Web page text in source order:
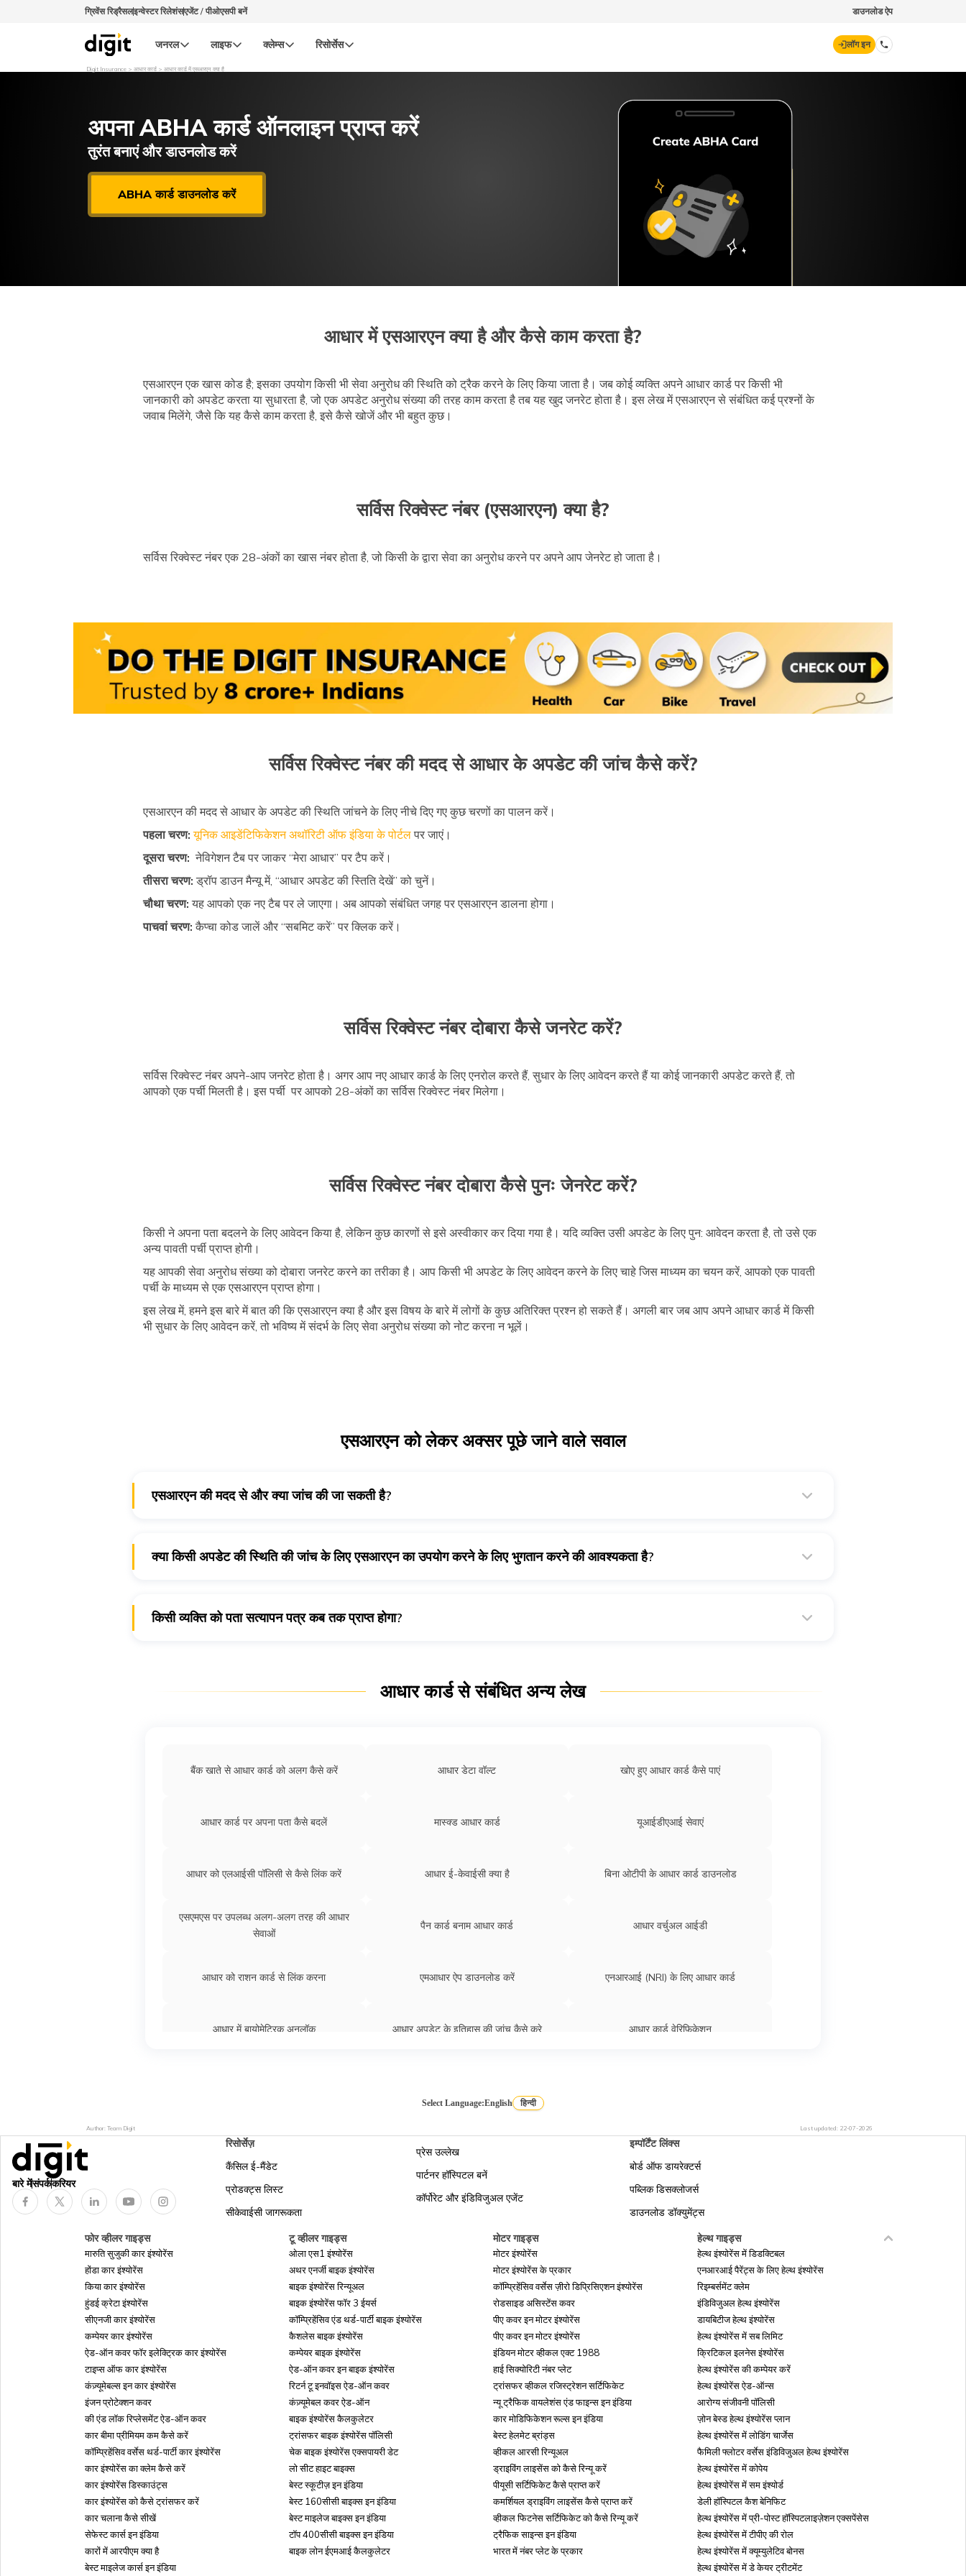
ग्रिवेंस रिड्रैसलइन्वेस्टर रिलेशंसएजेंट / पीओएसपी बनें डाउनलोड ऐप
जनरल लाइफ क्लेम्स रिसोर्सेस लॉग इन
70260 61234
Digit Insurance आधार कार्ड आधार कार्ड में एसआरएन क्या है
अपना ABHA कार्ड ऑनलाइन प्राप्त करें
तुरंत बनाएं और डाउनलोड करें
ABHA कार्ड डाउनलोड करें
आधार में एसआरएन क्या है और कैसे काम करता है?
एसआरएन एक खास कोड है; इसका उपयोग किसी भी सेवा अनुरोध की स्थिति को ट्रैक करने के लिए किया जाता है। जब कोई व्यक्ति अपने आधार कार्ड पर किसी भी
जानकारी को अपडेट करता या सुधारता है, जो एक अपडेट अनुरोध संख्या की तरह काम करता है तब यह खुद जनरेट होता है। इस लेख में एसआरएन से संबंधित कई प्रश्नों के
जवाब मिलेंगे, जैसे कि यह कैसे काम करता है, इसे कैसे खोजें और भी बहुत कुछ।
सर्विस रिक्वेस्ट नंबर (एसआरएन) क्या है?
सर्विस रिक्वेस्ट नंबर एक 28-अंकों का खास नंबर होता है, जो किसी के द्वारा सेवा का अनुरोध करने पर अपने आप जेनरेट हो जाता है।
सर्विस रिक्वेस्ट नंबर की मदद से आधार के अपडेट की जांच कैसे करें?
एसआरएन की मदद से आधार के अपडेट की स्थिति जांचने के लिए नीचे दिए गए कुछ चरणों का पालन करें।
पहला चरण: यूनिक आइडेंटिफिकेशन अथॉरिटी ऑफ इंडिया के पोर्टलपर जाएं।
दूसरा चरण: नेविगेशन टैब पर जाकर “मेरा आधार” पर टैप करें।
तीसरा चरण:ड्रॉप डाउन मैन्यू में, “आधार अपडेट की स्तिति देखें” को चुनें।
चौथा चरण: यह आपको एक नए टैब पर ले जाएगा। अब आपको संबंधित जगह पर एसआरएन डालना होगा।
पाचवां चरण:कैप्चा कोड जालें और “सबमिट करें” पर क्लिक करें।
सर्विस रिक्वेस्ट नंबर दोबारा कैसे जनरेट करें?
सर्विस रिक्वेस्ट नंबर अपने-आप जनरेट होता है। अगर आप नए आधार कार्ड के लिए एनरोल करते हैं, सुधार के लिए आवेदन करते हैं या कोई जानकारी अपडेट करते हैं, तो
आपको एक पर्ची मिलती है। इस पर्ची पर आपको 28-अंकों का सर्विस रिक्वेस्ट नंबर मिलेगा।
सर्विस रिक्वेस्ट नंबर दोबारा कैसे पुनः जेनरेट करें?
किसी ने अपना पता बदलने के लिए आवेदन किया है, लेकिन कुछ कारणों से इसे अस्वीकार कर दिया गया है। यदि व्यक्ति उसी अपडेट के लिए पुन: आवेदन करता है, तो उसे एक
अन्य पावती पर्ची प्राप्त होगी।
यह आपकी सेवा अनुरोध संख्या को दोबारा जनरेट करने का तरीका है। आप किसी भी अपडेट के लिए आवेदन करने के लिए चाहे जिस माध्यम का चयन करें, आपको एक पावती
पर्ची के माध्यम से एक एसआरएन प्राप्त होगा।
इस लेख में, हमने इस बारे में बात की कि एसआरएन क्या है और इस विषय के बारे में लोगों के कुछ अतिरिक्त प्रश्न हो सकते हैं। अगली बार जब आप अपने आधार कार्ड में किसी
भी सुधार के लिए आवेदन करें, तो भविष्य में संदर्भ के लिए सेवा अनुरोध संख्या को नोट करना न भूलें।
एसआरएन को लेकर अक्सर पूछे जाने वाले सवाल
एसआरएन की मदद से और क्या जांच की जा सकती है?
क्या किसी अपडेट की स्थिति की जांच के लिए एसआरएन का उपयोग करने के लिए भुगतान करने की आवश्यकता है?
किसी व्यक्ति को पता सत्यापन पत्र कब तक प्राप्त होगा?
आधार कार्ड से संबंधित अन्य लेख
बैंक खाते से आधार कार्ड को अलग कैसे करें आधार डेटा वॉल्ट खोए हुए आधार कार्ड कैसे पाएं
आधार कार्ड पर अपना पता कैसे बदलें मास्क्ड आधार कार्ड यूआईडीएआई सेवाएं
आधार को एलआईसी पॉलिसी से कैसे लिंक करें आधार ई-केवाईसी क्या है बिना ओटीपी के आधार कार्ड डाउनलोड
एसएमएस पर उपलब्ध अलग-अलग तरह की आधार
सेवाओं
पैन कार्ड बनाम आधार कार्ड आधार वर्चुअल आईडी
आधार को राशन कार्ड से लिंक करना एमआधार ऐप डाउनलोड करें एनआरआई (NRI) के लिए आधार कार्ड
आधार में बायोमेट्रिक अनलॉक आधार अपडेट के इतिहास की जांच कैसे करे आधार कार्ड वेरिफ़िकेशन
कैसे लिंक करें
ई-आधार कार्ड पासवर्ड कैसे प्राप्त करें अपने मोबाइल नंबर को आधार से कैसे अलग करें
आधार नंबर से आधार कार्ड डाउनलोड करें आधार कार्ड को ईमेल आईडी से लिंक करना
आधार एनरोलमेंट फ़ॉर्म आधार कार्ड में सुधार आधार कार्ड को ऑथेंटिकेट करना
डुप्लीकेट आधार कार्ड आधार कार्ड और आयकर रिटर्न को लिंक करें आधार को पैन कार्ड से लिंक करें
आधार अपडेट के लिए ऑनलाइन अपॉइंटमेंट नाम और जन्मतिथि से आधारकार्ड डाउनलोड करें बच्चों के लिए आधार कार्ड
बैंक खाते से आधार कार्ड कैसे लिंक करें आधार कार्ड बायोमेट्रिक डेटा ई-आधार कार्ड क्या है
आधार कार्ड के लिए ज़रूरी दस्तावेज आधार कार्ड से जुड़ी धोखाधड़ी आधार को पैन से अलग कैसे करें
आधार कार्ड पर हस्ताक्षर आधार कार्ड अपडेट हिस्ट्री डाउनलोड करें एनरोल संख्या द्वारा आधार कार्ड डाउनलोड करें
गैस सब्सिडी के लिए आधार कैसे लिंक करें आधार कार्ड में एसआरएन क्या है पीवीसी आधार कार्ड के लिए आवेदन कैसे करे
Select Language:English हिन्दी
Author: Team Digit Last updated: 22-07-2026
बारे मेंसंपर्ककरियर
रिसोर्सेज़
कैंसिल ई-मैंडेट
प्रोडक्ट्स लिस्ट
सीकेवाईसी जागरूकता
प्रेस उल्लेख
पार्टनर हॉस्पिटल बनें
कॉर्पोरेट और इंडिविजुअल एजेंट
इम्पॉर्टेंट लिंक्स
बोर्ड ऑफ डायरेक्टर्स
पब्लिक डिसक्लोजर्स
डाउनलोड डॉक्युमेंट्स
फोर व्हीलर गाइड्स
मारुति सुजुकी कार इंश्योरेंस
होंडा कार इंश्योरेंस
किया कार इंश्योरेंस
हुंडई क्रेटा इंश्योरेंस
सीएनजी कार इंश्योरेंस
कम्पेयर कार इंश्योरेंस
ऐड-ऑन कवर फॉर इलेक्ट्रिक कार इंश्योरेंस
टाइप्स ऑफ कार इंश्योरेंस
कंज़्यूमेबल्स इन कार इंश्योरेंस
इंजन प्रोटेक्शन कवर
की एंड लॉक रिप्लेसमेंट ऐड-ऑन कवर
कार बीमा प्रीमियम कम कैसे करें
कॉम्प्रिहेंसिव वर्सेस थर्ड-पार्टी कार इंश्योरेंस
कार इंश्योरेंस का क्लेम कैसे करें
कार इंश्योरेंस डिस्काउंट्स
कार इंश्योरेंस को कैसे ट्रांसफर करें
कार चलाना कैसे सीखें
सेफेस्ट कार्स इन इंडिया
कारों में आरपीएम क्या है
बेस्ट माइलेज कार्स इन इंडिया
टू व्हीलर गाइड्स
ओला एस1 इंश्योरेंस
अथर एनर्जी बाइक इंश्योरेंस
बाइक इंश्योरेंस रिन्यूअल
बाइक इंश्योरेंस फॉर 3 ईयर्स
कॉम्प्रिहेंसिव एंड थर्ड-पार्टी बाइक इंश्योरेंस
कैशलेस बाइक इंश्योरेंस
कम्पेयर बाइक इंश्योरेंस
ऐड-ऑन कवर इन बाइक इंश्योरेंस
रिटर्न टू इनवॉइस ऐड-ऑन कवर
कंज़्यूमेबल कवर ऐड-ऑन
बाइक इंश्योरेंस कैलकुलेटर
ट्रांसफर बाइक इंश्योरेंस पॉलिसी
चेक बाइक इंश्योरेंस एक्सपायरी डेट
लो सीट हाइट बाइक्स
बेस्ट स्कूटीज़ इन इंडिया
बेस्ट 160सीसी बाइक्स इन इंडिया
बेस्ट माइलेज बाइक्स इन इंडिया
टॉप 400सीसी बाइक्स इन इंडिया
बाइक लोन ईएमआई कैलकुलेटर
मोटर गाइड्स
मोटर इंश्योरेंस
मोटर इंश्योरेंस के प्रकार
कॉम्प्रिहेंसिव वर्सेस ज़ीरो डिप्रिसिएशन इंश्योरेंस
रोडसाइड असिस्टेंस कवर
पीए कवर इन मोटर इंश्योरेंस
पीए कवर इन मोटर इंश्योरेंस
इंडियन मोटर व्हीकल एक्ट 1988
हाई सिक्योरिटी नंबर प्लेट
ट्रांसफर व्हीकल रजिस्ट्रेशन सर्टिफिकेट
न्यू ट्रैफिक वायलेशंस एंड फाइन्स इन इंडिया
कार मोडिफिकेशन रूल्स इन इंडिया
बेस्ट हेलमेट ब्रांड्स
व्हीकल आरसी रिन्यूअल
ड्राइविंग लाइसेंस को कैसे रिन्यू करें
पीयूसी सर्टिफिकेट कैसे प्राप्त करें
कमर्शियल ड्राइविंग लाइसेंस कैसे प्राप्त करें
व्हीकल फिटनेस सर्टिफिकेट को कैसे रिन्यू करें
ट्रैफिक साइन्स इन इंडिया
भारत में नंबर प्लेट के प्रकार
हेल्थ गाइड्स
हेल्थ इंश्योरेंस में डिडक्टिबल
एनआरआई पैरेंट्स के लिए हेल्थ इंश्योरेंस
रिइम्बर्समेंट क्लेम
इंडिविजुअल हेल्थ इंश्योरेंस
डायबिटीज हेल्थ इंश्योरेंस
हेल्थ इंश्योरेंस में सब लिमिट
क्रिटिकल इलनेस इंश्योरेंस
हेल्थ इंश्योरेंस की कम्पेयर करें
हेल्थ इंश्योरेंस ऐड-ऑन्स
आरोग्य संजीवनी पॉलिसी
ज़ोन बेस्ड हेल्थ इंश्योरेंस प्लान
हेल्थ इंश्योरेंस में लोडिंग चार्जेस
फैमिली फ्लोटर वर्सेस इंडिविजुअल हेल्थ इंश्योरेंस
हेल्थ इंश्योरेंस में कोपेय
हेल्थ इंश्योरेंस में सम इंश्योर्ड
डेली हॉस्पिटल कैश बेनिफिट
हेल्थ इंश्योरेंस में प्री-पोस्ट हॉस्पिटलाइज़ेशन एक्सपेंसेस
हेल्थ इंश्योरेंस में टीपीए की रोल
हेल्थ इंश्योरेंस में क्यूम्युलेटिव बोनस
हेल्थ इंश्योरेंस में डे केयर ट्रीटमेंट